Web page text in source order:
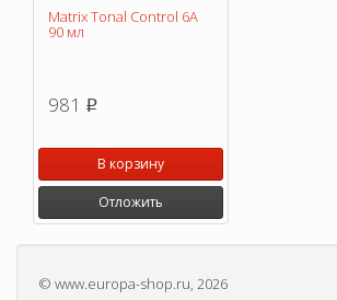
Matrix Tonal Control 6A
90 мл
981 p
В корзину
Отложить
© www.europa-shop.ru, 2026